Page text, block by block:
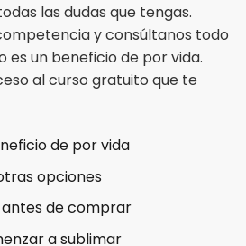
las dudas que tengas.
y consúltanos todo
es un beneficio de por vida.
al curso gratuito que te
de por vida
opciones
de comprar
a sublimar